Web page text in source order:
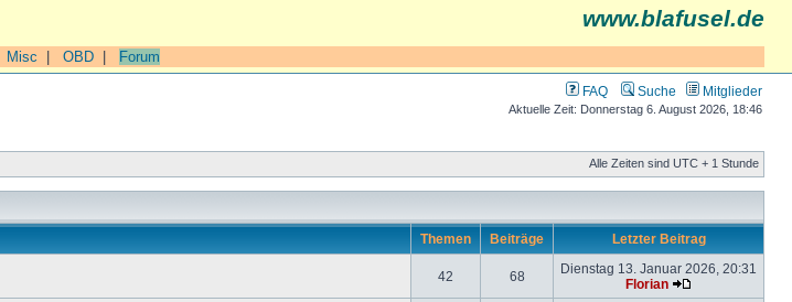
www.blafusel.de
Misc OBD Forum
FAQ Suche Mitglieder
Aktuelle Zeit: Donnerstag 6. August 2026, 18:46
Alle Zeiten sind UTC + 1 Stunde
Themen Beiträge Letzter Beitrag
42 68
Dienstag 13. Januar 2026, 20:31
Florian